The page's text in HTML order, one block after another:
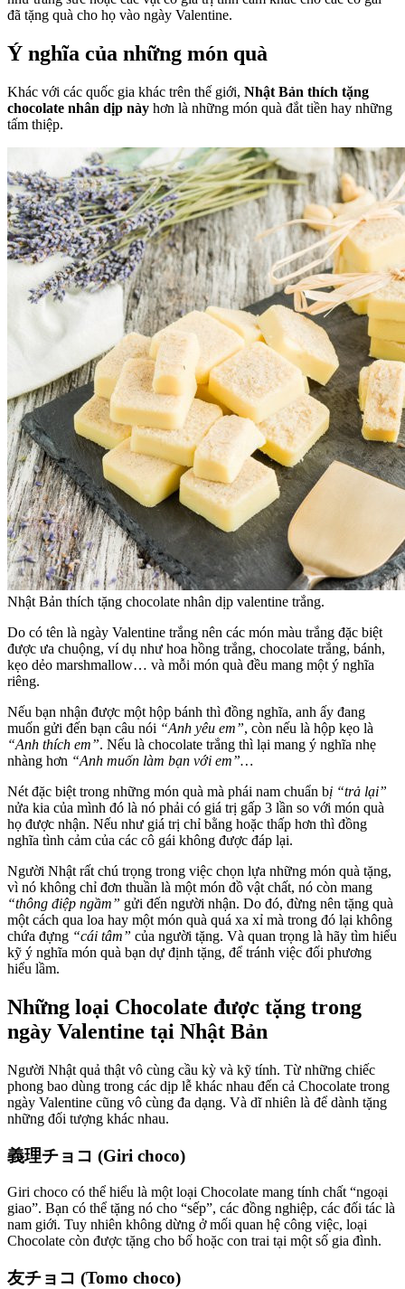
đã tặng quà cho họ vào ngày Valentine.
Ý nghĩa của những món quà
Khác với các quốc gia khác trên thế giới, Nhật Bản thích tặng
chocolate nhân dịp này hơn là những món quà đắt tiền hay những
tấm thiệp.
Nhật Bản thích tặng chocolate nhân dịp valentine trắng.
Do có tên là ngày Valentine trắng nên các món màu trắng đặc biệt
được ưa chuộng, ví dụ như hoa hồng trắng, chocolate trắng, bánh,
kẹo dẻo marshmallow… và mỗi món quà đều mang một ý nghĩa
riêng.
Nếu bạn nhận được một hộp bánh thì đồng nghĩa, anh ấy đang
muốn gửi đến bạn câu nói “Anh yêu em”, còn nếu là hộp kẹo là
“Anh thích em”. Nếu là chocolate trắng thì lại mang ý nghĩa nhẹ
nhàng hơn “Anh muốn làm bạn với em”…
Nét đặc biệt trong những món quà mà phái nam chuẩn bị “trả lại”
nửa kia của mình đó là nó phải có giá trị gấp 3 lần so với món quà
họ được nhận. Nếu như giá trị chỉ bằng hoặc thấp hơn thì đồng
nghĩa tình cảm của các cô gái không được đáp lại.
Người Nhật rất chú trọng trong việc chọn lựa những món quà tặng,
vì nó không chỉ đơn thuần là một món đồ vật chất, nó còn mang
“thông điệp ngầm” gửi đến người nhận. Do đó, đừng nên tặng quà
một cách qua loa hay một món quà quá xa xỉ mà trong đó lại không
chứa đựng “cái tâm” của người tặng. Và quan trọng là hãy tìm hiểu
kỹ ý nghĩa món quà bạn dự định tặng, để tránh việc đối phương
hiểu lầm.
Những loại Chocolate được tặng trong
ngày Valentine tại Nhật Bản
Người Nhật quả thật vô cùng cầu kỳ và kỹ tính. Từ những chiếc
phong bao dùng trong các dịp lễ khác nhau đến cả Chocolate trong
ngày Valentine cũng vô cùng đa dạng. Và dĩ nhiên là để dành tặng
những đối tượng khác nhau.
義理チョコ (Giri choco)
Giri choco có thể hiểu là một loại Chocolate mang tính chất “ngoại
giao”. Bạn có thể tặng nó cho “sếp”, các đồng nghiệp, các đối tác là
nam giới. Tuy nhiên không dừng ở mối quan hệ công việc, loại
Chocolate còn được tặng cho bố hoặc con trai tại một số gia đình.
友チョコ (Tomo choco)